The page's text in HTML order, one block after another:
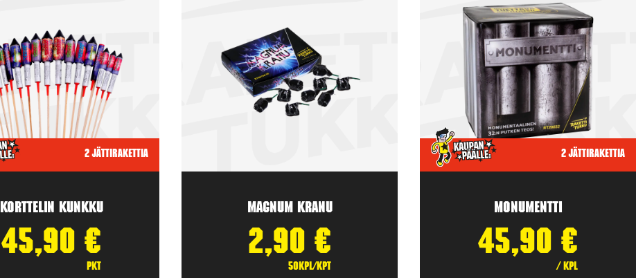
2 jättirakettia
Korttelin kunkku
45,90 €
pkt
Magnum Kranu
2,90 €
50kpl/kpt
2 jättirakettia
Monumentti
45,90 €
/ kpl